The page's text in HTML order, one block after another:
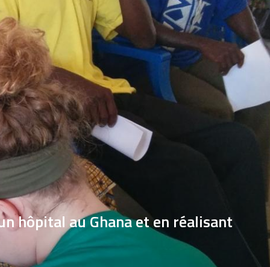
hôpital au Ghana et en réalisant